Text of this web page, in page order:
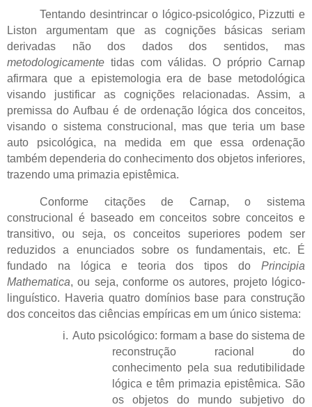
Tentando desintrincar o lógico-psicológico, Pizzutti e
Liston argumentam que as cognições básicas seriam
derivadas não dos dados dos sentidos, mas
metodologicamente tidas com válidas. O próprio Carnap
afirmara que a epistemologia era de base metodológica
visando justificar as cognições relacionadas. Assim, a
premissa do Aufbau é de ordenação lógica dos conceitos,
visando o sistema construcional, mas que teria um base
auto psicológica, na medida em que essa ordenação
também dependeria do conhecimento dos objetos inferiores,
trazendo uma primazia epistêmica.
Conforme citações de Carnap, o sistema
construcional é baseado em conceitos sobre conceitos e
transitivo, ou seja, os conceitos superiores podem ser
reduzidos a enunciados sobre os fundamentais, etc. É
fundado na lógica e teoria dos tipos do Principia
Mathematica, ou seja, conforme os autores, projeto lógico-
linguístico. Haveria quatro domínios base para construção
dos conceitos das ciências empíricas em um único sistema:
i. Auto psicológico: formam a base do sistema de
reconstrução racional do
conhecimento pela sua redutibilidade
lógica e têm primazia epistêmica. São
os objetos do mundo subjetivo do